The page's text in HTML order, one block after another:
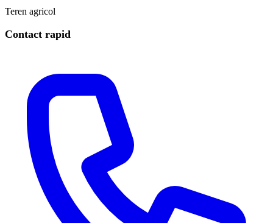
Teren agricol
Contact rapid